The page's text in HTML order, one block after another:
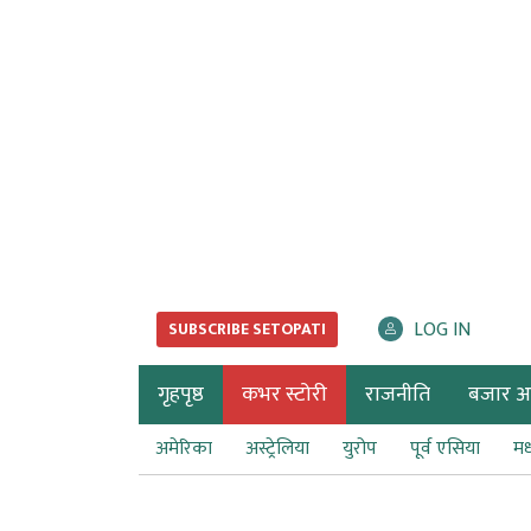
SUBSCRIBE SETOPATI LOG IN
गृहपृष्ठ कभर स्टोरी राजनीति बजार
अमेरिका अस्ट्रेलिया युरोप पूर्व एसिया